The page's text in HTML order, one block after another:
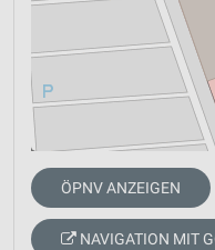
ÖPNV ANZEIGEN
NAVIGATION MIT